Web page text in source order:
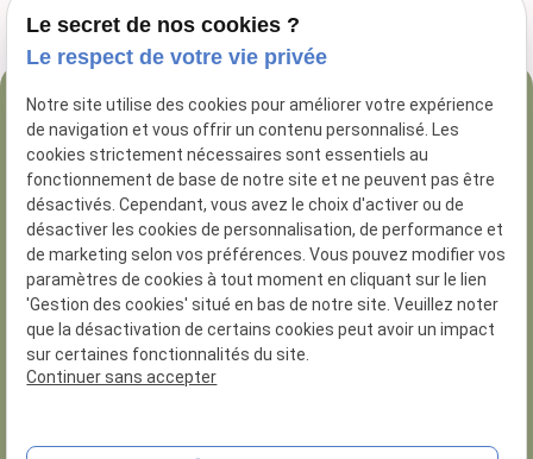
04 84 89 16 47
54 Rue George
13005 Marseille
N° de Siret :81285926200014
Numero d'habilitation : 8.13.01.30
Plan du site
Le secret de nos cookies ?
Le respect de votre vie privée
Notre site utilise des cookies pour améliorer votre expérience
de navigation et vous offrir un contenu personnalisé. Les
cookies strictement nécessaires sont essentiels au
fonctionnement de base de notre site et ne peuvent pas être
désactivés. Cependant, vous avez le choix d'activer ou de
désactiver les cookies de personnalisation, de performance et
de marketing selon vos préférences. Vous pouvez modifier vos
paramètres de cookies à tout moment en cliquant sur le lien
'Gestion des cookies' situé en bas de notre site. Veuillez noter
que la désactivation de certains cookies peut avoir un impact
sur certaines fonctionnalités du site.
Continuer sans accepter